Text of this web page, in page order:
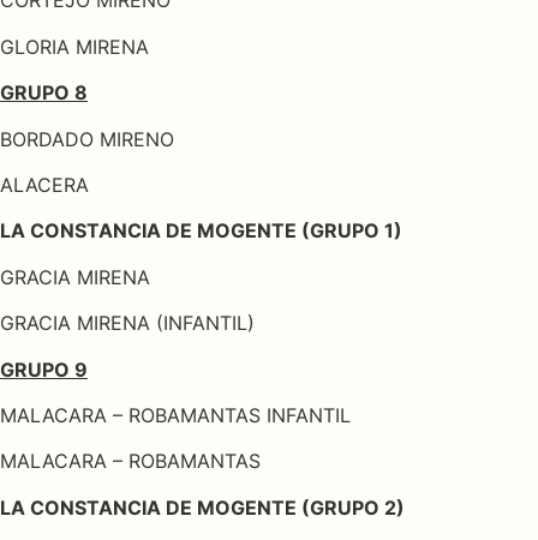
GLORIA MIRENA
GRUPO 8
BORDADO MIRENO
ALACERA
LA CONSTANCIA DE MOGENTE (GRUPO 1)
GRACIA MIRENA
GRACIA MIRENA (INFANTIL)
GRUPO 9
MALACARA – ROBAMANTAS INFANTIL
MALACARA – ROBAMANTAS
LA CONSTANCIA DE MOGENTE (GRUPO 2)